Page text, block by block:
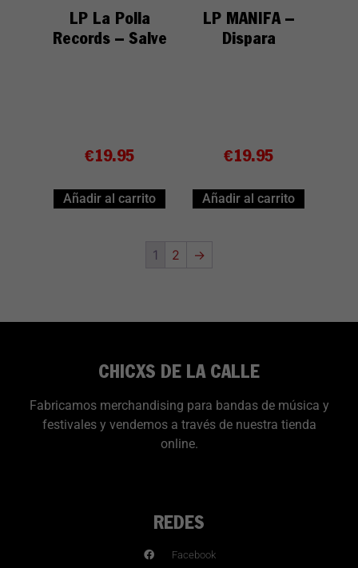
LP La Polla
Records – Salve
€19.95
Añadir al carrito
LP MANIFA –
Dispara
€19.95
Añadir al carrito
1 2 →
CHICXS DE LA CALLE
Fabricamos merchandising para bandas de música y
festivales y vendemos a través de nuestra tienda
online.
REDES
Facebook